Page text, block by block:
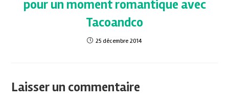
pour un moment romantique avec
Tacoandco
25 décembre 2014
Laisser un commentaire